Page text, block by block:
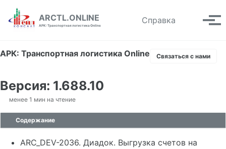
Skip to primary navigation
Skip to content
Skip to footer
ARCTL.ONLINE
АРК: Транспортная логистика Online
Справка Toggle
АРК: Транспортная логистика Online Связаться с нами
Версия: 1.688.10
менее 1 мин на чтение
Содержание
ARC_DEV-2036. Диадок. Выгрузка счетов на